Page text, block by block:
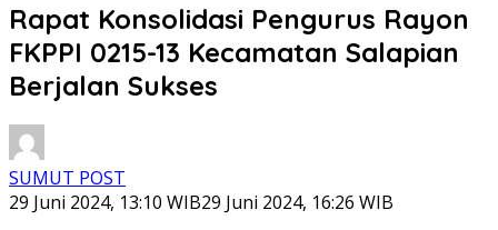
Rapat Konsolidasi Pengurus Rayon
FKPPI 0215-13 Kecamatan Salapian
Berjalan Sukses
SUMUT POST
29 Juni 2024, 13:10 WIB29 Juni 2024, 16:26 WIB